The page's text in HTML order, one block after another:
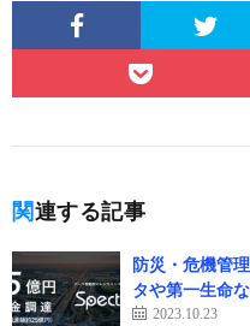
関連する記事
防災・危機管
タや第一生命
2023.10.23